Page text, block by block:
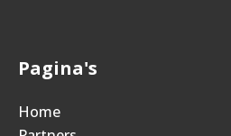
Pagina's
Home